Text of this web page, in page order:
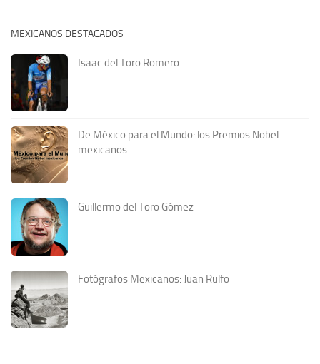
MEXICANOS DESTACADOS
Isaac del Toro Romero
De México para el Mundo: los Premios Nobel
mexicanos
Guillermo del Toro Gómez
Fotógrafos Mexicanos: Juan Rulfo